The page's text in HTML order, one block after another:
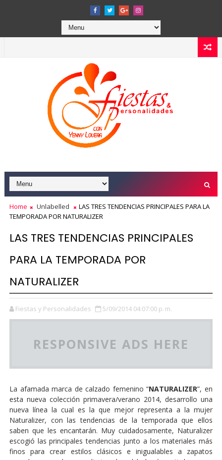
Home Unlabelled
LAS TRES TENDENCIAS PRINCIPALES PARA LA
TEMPORADA POR NATURALIZER
LAS TRES TENDENCIAS PRINCIPALES
PARA LA TEMPORADA POR
NATURALIZER
Fiestas y Personalidades 5/09/2014 04:07:00 p. m.
RESPONSIVE ADS HERE
La afamada marca de calzado femenino “NATURALIZER”, en
esta nueva colección primavera/verano 2014, desarrollo una
nueva línea la cual es la que mejor representa a la mujer
Naturalizer, con las tendencias de la temporada que ellos
saben que les encantarán. Muy cuidadosamente, Naturalizer
escogió las principales tendencias junto a los materiales más
finos para crear estilos clásicos e inigualables a zapatos